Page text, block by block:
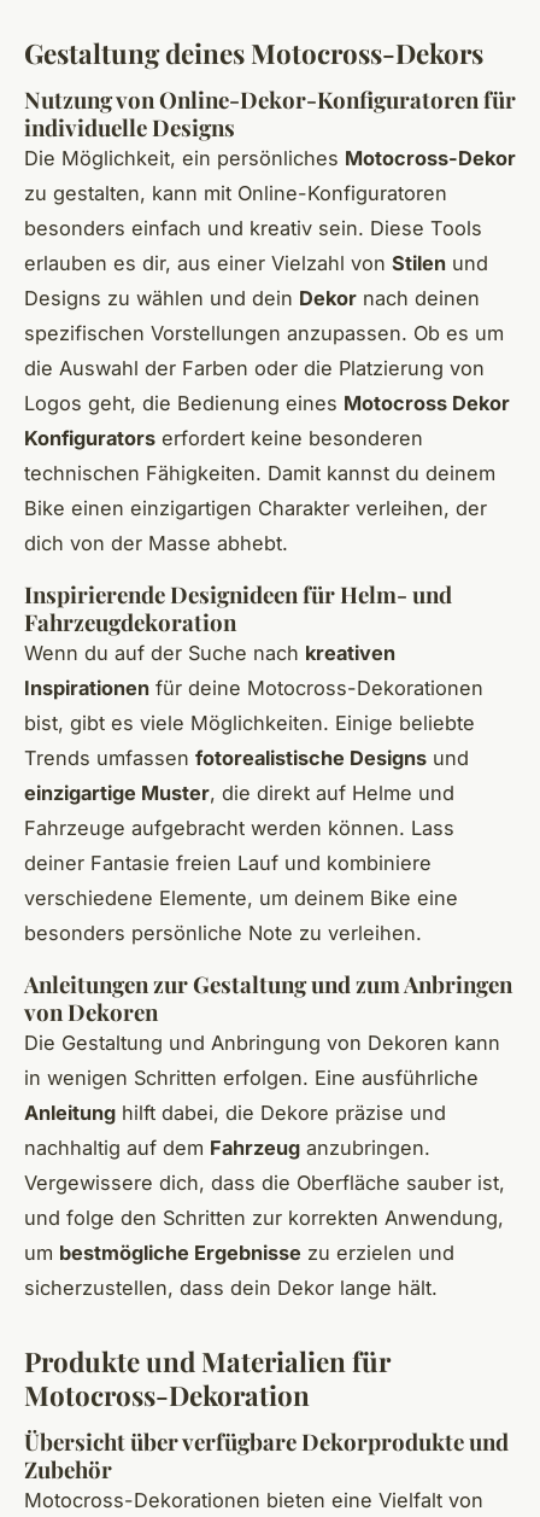
Gestaltung deines Motocross-Dekors
Nutzung von Online-Dekor-Konfiguratoren für
individuelle Designs
Die Möglichkeit, ein persönliches Motocross-Dekor
zu gestalten, kann mit Online-Konfiguratoren
besonders einfach und kreativ sein. Diese Tools
erlauben es dir, aus einer Vielzahl von Stilen und
Designs zu wählen und dein Dekor nach deinen
spezifischen Vorstellungen anzupassen. Ob es um
die Auswahl der Farben oder die Platzierung von
Logos geht, die Bedienung eines Motocross Dekor
Konfigurators erfordert keine besonderen
technischen Fähigkeiten. Damit kannst du deinem
Bike einen einzigartigen Charakter verleihen, der
dich von der Masse abhebt.
Inspirierende Designideen für Helm- und
Fahrzeugdekoration
Wenn du auf der Suche nach kreativen
Inspirationen für deine Motocross-Dekorationen
bist, gibt es viele Möglichkeiten. Einige beliebte
Trends umfassen fotorealistische Designs und
einzigartige Muster, die direkt auf Helme und
Fahrzeuge aufgebracht werden können. Lass
deiner Fantasie freien Lauf und kombiniere
verschiedene Elemente, um deinem Bike eine
besonders persönliche Note zu verleihen.
Anleitungen zur Gestaltung und zum Anbringen
von Dekoren
Die Gestaltung und Anbringung von Dekoren kann
in wenigen Schritten erfolgen. Eine ausführliche
Anleitung hilft dabei, die Dekore präzise und
nachhaltig auf dem Fahrzeug anzubringen.
Vergewissere dich, dass die Oberfläche sauber ist,
und folge den Schritten zur korrekten Anwendung,
um bestmögliche Ergebnisse zu erzielen und
sicherzustellen, dass dein Dekor lange hält.
Produkte und Materialien für
Motocross-Dekoration
Übersicht über verfügbare Dekorprodukte und
Zubehör
Motocross-Dekorationen bieten eine Vielfalt von